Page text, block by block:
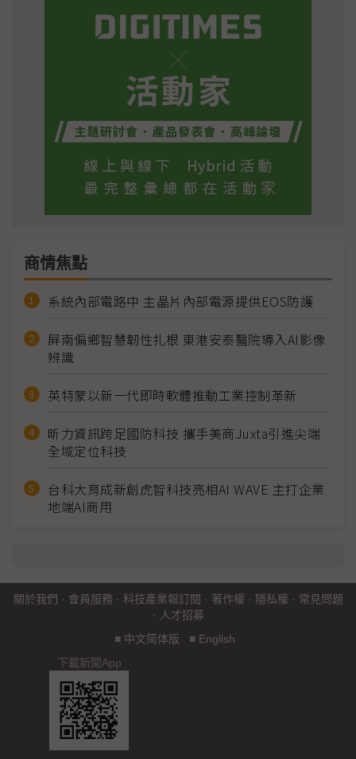
商情焦點
系統內部電路中 主晶片內部電源提供EOS防護
屏南偏鄉智慧韌性扎根 東港安泰醫院導入AI影像
辨識
英特蒙以新一代即時軟體推動工業控制革新
昕力資訊跨足國防科技 攜手美商Juxta引進尖端
全域定位科技
台科大育成新創虎智科技亮相AI WAVE 主打企業
地端AI商用
關於我們 · 會員服務 · 科技產業報訂閱 · 著作權 · 隱私權 · 常見問題
· 人才招募
■ 中文简体版 ■ English
下載新聞App